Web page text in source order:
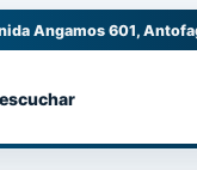
Angamos 601,